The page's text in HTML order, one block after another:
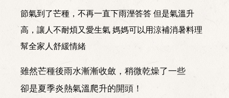
節氣到了芒種，不再一直下雨溼答答 但是氣溫升
高，讓人不耐煩又愛生氣 媽媽可以用涼補消暑料理
幫全家人舒緩情緒
雖然芒種後雨水漸漸收斂，稍微乾燥了一些
卻是夏季炎熱氣溫爬升的開頭！